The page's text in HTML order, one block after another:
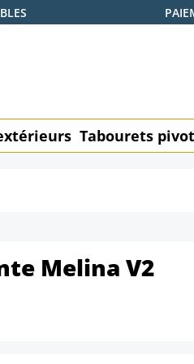
Tabourets
Melina V2